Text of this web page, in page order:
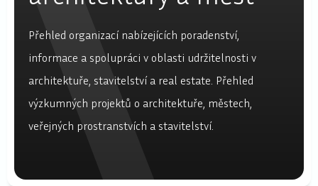
Přehled organizací nabízejících poradenství,
informace a spolupráci v oblasti udržitelnosti v
architektuře, stavitelství a real estate. Přehled
výzkumných projektů o architektuře, městech,
veřejných prostranstvích a stavitelství.